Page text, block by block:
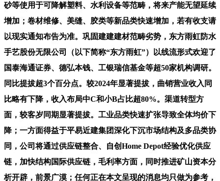
砂等使用于可降解塑料、水利设备等范畴，将来产能无望延续
增加；卷材维修、美缝、胶类等新品类快速增加，若有收支请
以现实通知布告为准。巩固建建建材范畴劣势，东方雨虹防水
手艺股份无限公司（以下简称“东方雨虹”）以线流形式欢迎了
国泰海通证券、德弘本钱、工银瑞信基金等超50家机构调研。
同比提拔超3个百分点。较2024年显著提拔，曲销营业收入同
比略有下降，收入布局中C和小B占比超80%。渠道转型方
面，较客岁同期显著提拔。工业品类快速扩张导致全体均价下
降；一方面得益于平易近建集团深化下沉市场结构及多品类协
同，公司将通过供应链整合、自创Home Depot经验优化供应
链，加快结构国际供应链，毛利率方面，同时推进矿山资本分
析开辟，前景广漠；任何正在本文呈现的消息均只做为参考，